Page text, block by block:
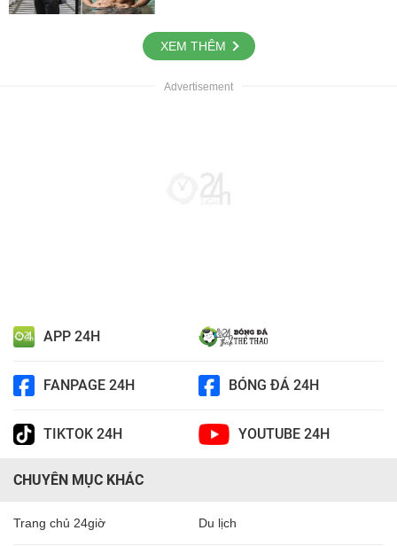
XEM THÊM
APP 24H
FANPAGE 24H BÓNG ĐÁ 24H
TIKTOK 24H YOUTUBE 24H
CHUYÊN MỤC KHÁC
Trang chủ 24giờ Du lịch